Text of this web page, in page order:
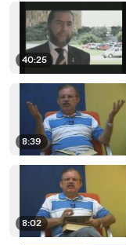
40:25
8:39
8:02